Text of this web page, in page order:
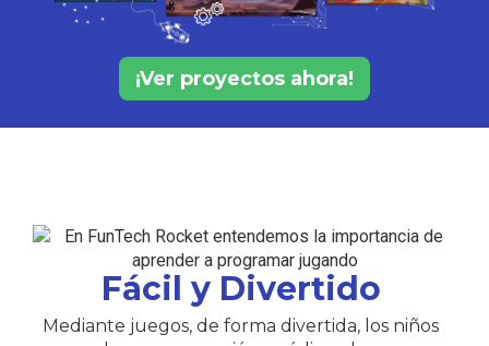
¡Ver proyectos ahora!
Fácil y Divertido
Mediante juegos, de forma divertida, los niños